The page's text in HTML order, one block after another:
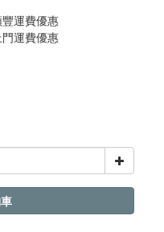
運費優惠
運費優惠